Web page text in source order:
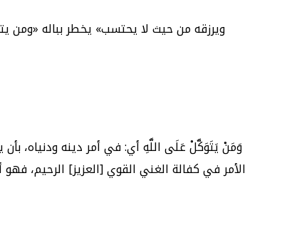
وَمَنْ يَتَوَكَّلْ عَلَى اللَّهِ أي: في أمر دينه ودنياه،
الأمر في كفالة الغني القوي [العزيز] الرحيم،